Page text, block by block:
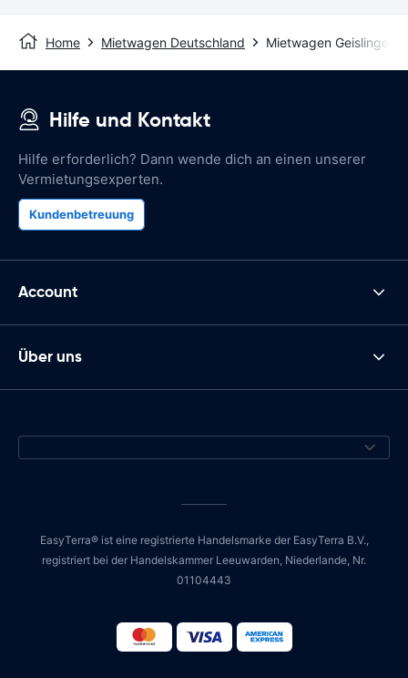
Home Mietwagen Deutschland Mietwagen Geislingen
Hilfe und Kontakt
Hilfe erforderlich? Dann wende dich an einen unserer
Vermietungsexperten.
Kundenbetreuung
Account
Über uns
EasyTerra® ist eine registrierte Handelsmarke der EasyTerra B.V.,
registriert bei der Handelskammer Leeuwarden, Niederlande, Nr.
01104443